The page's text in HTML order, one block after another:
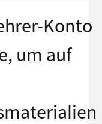
Konto
um auf